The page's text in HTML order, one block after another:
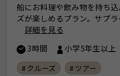
船にお料理や飲み物を持ち
ズが楽しめるプラン。サプ
詳細を見る
3時間
小学5年生以上
# クルーズ # ツアー